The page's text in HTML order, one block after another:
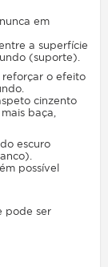
em
a superfície
(suporte).
reforçar o efeito
cinzento
baça,
escuro
possível
pode ser